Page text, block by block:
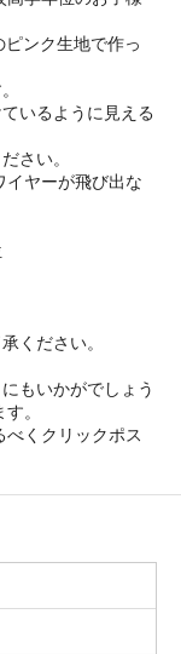
ンク生地で作っ
いるように見える
さい。
イヤーが飛び出な
ください。
もいかがでしょう
。
くクリックポス